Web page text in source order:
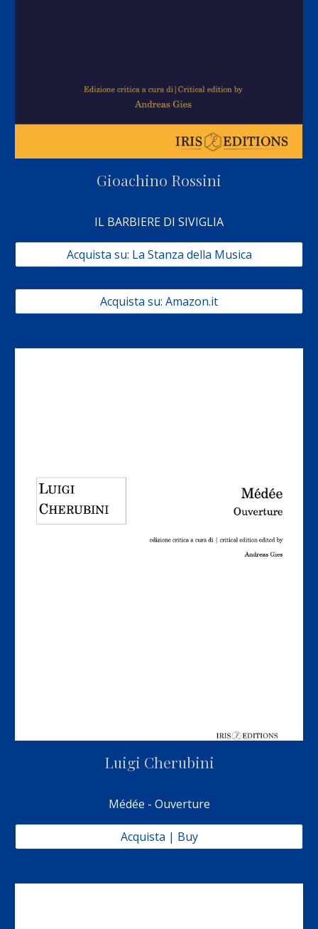
Gioachino Rossini
IL BARBIERE DI SIVIGLIA
Acquista su: La Stanza della Musica
Acquista su: Amazon.it
Luigi Cherubini
Médée - Ouverture
Acquista | Buy